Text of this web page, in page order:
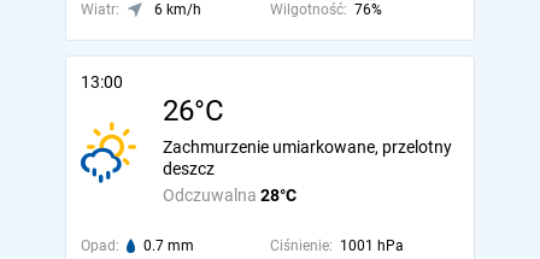
Wiatr:
6 km/h Wilgotność: 76%
13:00
26°C
Odczuwalna 28°C
Zachmurzenie umiarkowane, przelotny
deszcz
Opad: 0.7 mm Ciśnienie: 1001 hPa